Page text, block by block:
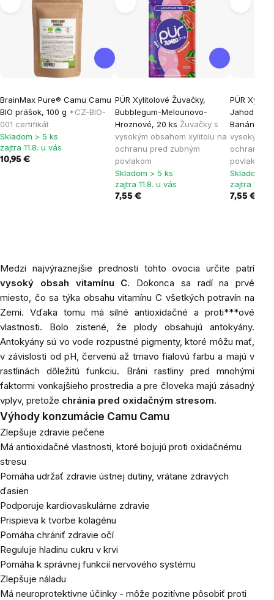
BrainMax Pure® Camu Camu
BIO prášok, 100 g *CZ-BIO-
001 certifikát
Skladom > 5 ks
zajtra 11.8. u vás
10,95 €
PÜR Xylitolové Žuvačky,
Bubblegum-Melounovo-
Hroznové, 20 ks Žuvačky s
vysokým obsahom xylitolu na
ochranu pred zubným
povlakom
Skladom > 5 ks
zajtra 11.8. u vás
7,55 €
PÜR
Jahodovo-
vysokým
ochranu
povlakom
Skladom >
zajtra 11.8.
7,55 €
Medzi najvýraznejšie prednosti tohto ovocia určite patrí
vysoký obsah vitamínu C. Dokonca sa radí na prvé
miesto, čo sa týka obsahu vitamínu C všetkých potravín na
Zemi. Vďaka tomu má silné antioxidačné a proti***ové
vlastnosti. Bolo zistené, že plody obsahujú antokyány.
Antokyány sú vo vode rozpustné pigmenty, ktoré môžu mať,
v závislosti od pH, červenú až tmavo fialovú farbu a majú v
rastlinách dôležitú funkciu. Bráni rastliny pred mnohými
faktormi vonkajšieho prostredia a pre človeka majú zásadný
vplyv, pretože chránia pred oxidačným stresom.
Výhody konzumácie Camu Camu
Zlepšuje zdravie pečene
Má antioxidačné vlastnosti, ktoré bojujú proti oxidačnému
stresu
Pomáha udržať zdravie ústnej dutiny, vrátane zdravých
ďasien
Podporuje kardiovaskulárne zdravie
Prispieva k tvorbe kolagénu
Pomáha chrániť zdravie očí
Reguluje hladinu cukru v krvi
Pomáha k správnej funkcií nervového systému
Zlepšuje náladu
Má neuroprotektívne účinky - môže pozitívne pôsobiť proti